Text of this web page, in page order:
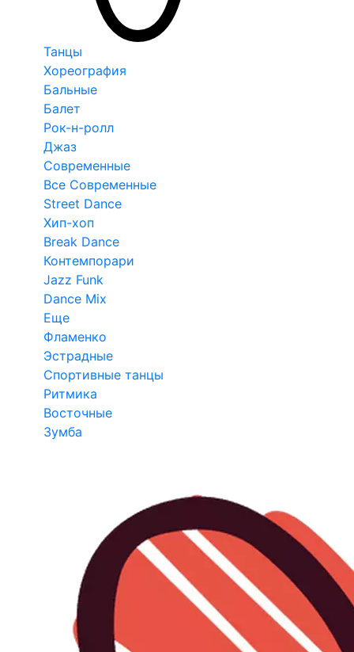
Танцы
Хореография
Бальные
Балет
Рок-н-ролл
Джаз
Современные
Все Современные
Street Dance
Хип-хоп
Break Dance
Контемпорари
Jazz Funk
Dance Mix
Еще
Фламенко
Эстрадные
Спортивные танцы
Ритмика
Восточные
Зумба